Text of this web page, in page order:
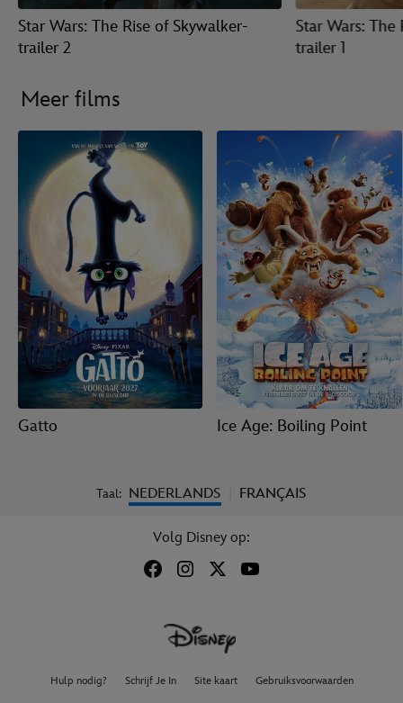
Star Wars: The Rise of Skywalker-
trailer 2
Star Wars: The
trailer 1
Meer films
Gatto Ice Age: Boiling Point
Taal: NEDERLANDS FRANÇAIS
Volg Disney op:
Hulp nodig? Schrijf Je In Site kaart Gebruiksvoorwaarden